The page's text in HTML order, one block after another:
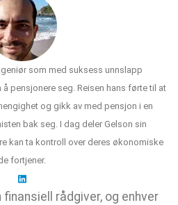
som med suksess unnslapp
pensjonere seg. Reisen hans førte til at
og gikk av med pensjon i en
bak seg. I dag deler Gelson sin
kan ta kontroll over deres økonomiske
fortjener.
finansiell rådgiver, og enhver